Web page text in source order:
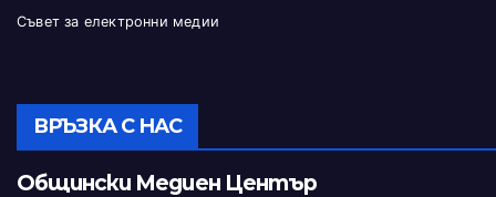
Съвет за електронни медии
ВРЪЗКА С НАС
Общински Медиен Център